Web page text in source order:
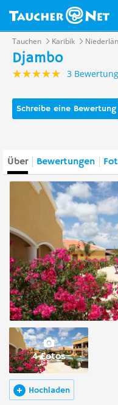
Tauchen Karibik
Djambo
3
Schreibe eine Bewertung
Über Bewertungen
4 Fotos
Hochladen